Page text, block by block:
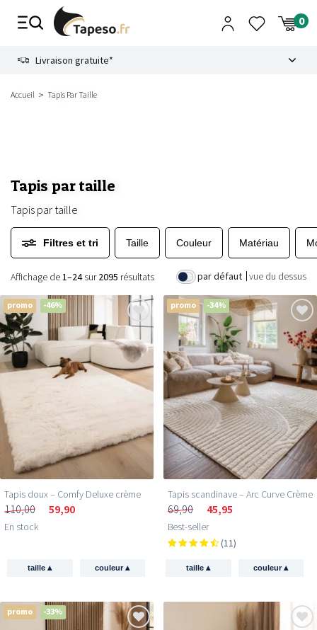
Livraison gratuite*
Accueil Tapis Par Taille
Tapis par taille
Tapis par taille
Filtres et tri Taille Couleur Matériau
par défaut vue du dessus
Affichage de1–24sur2095 résultats
promo -46%
Tapis doux – Comfy Deluxe crème
110,00 59,90
En stock
taille▴ couleur▴
promo -34%
Tapis scandinave – Arc Curve Crème
69,90 45,95
Best-seller
(11)
taille▴ couleur▴
promo -33%